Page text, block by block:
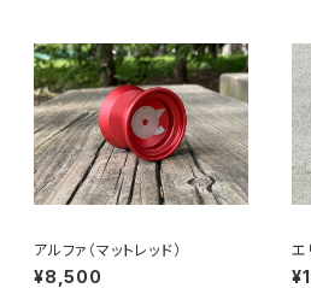
アルファ（マットレッド）
¥8,500
エ
ド）